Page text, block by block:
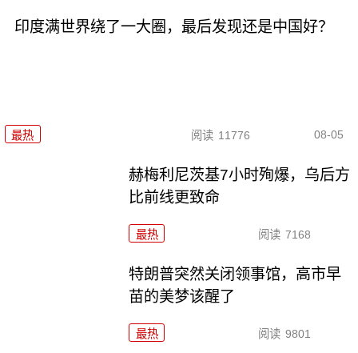
印度满世界绕了一大圈，最后发现还是中国好？
最热 阅读 11776 08-05
赫梅利尼茨基7小时殉爆，乌后方
比前线更致命
最热 阅读 7168
特朗普突然关闭领事馆，高市早
苗的美梦该醒了
最热 阅读 9801